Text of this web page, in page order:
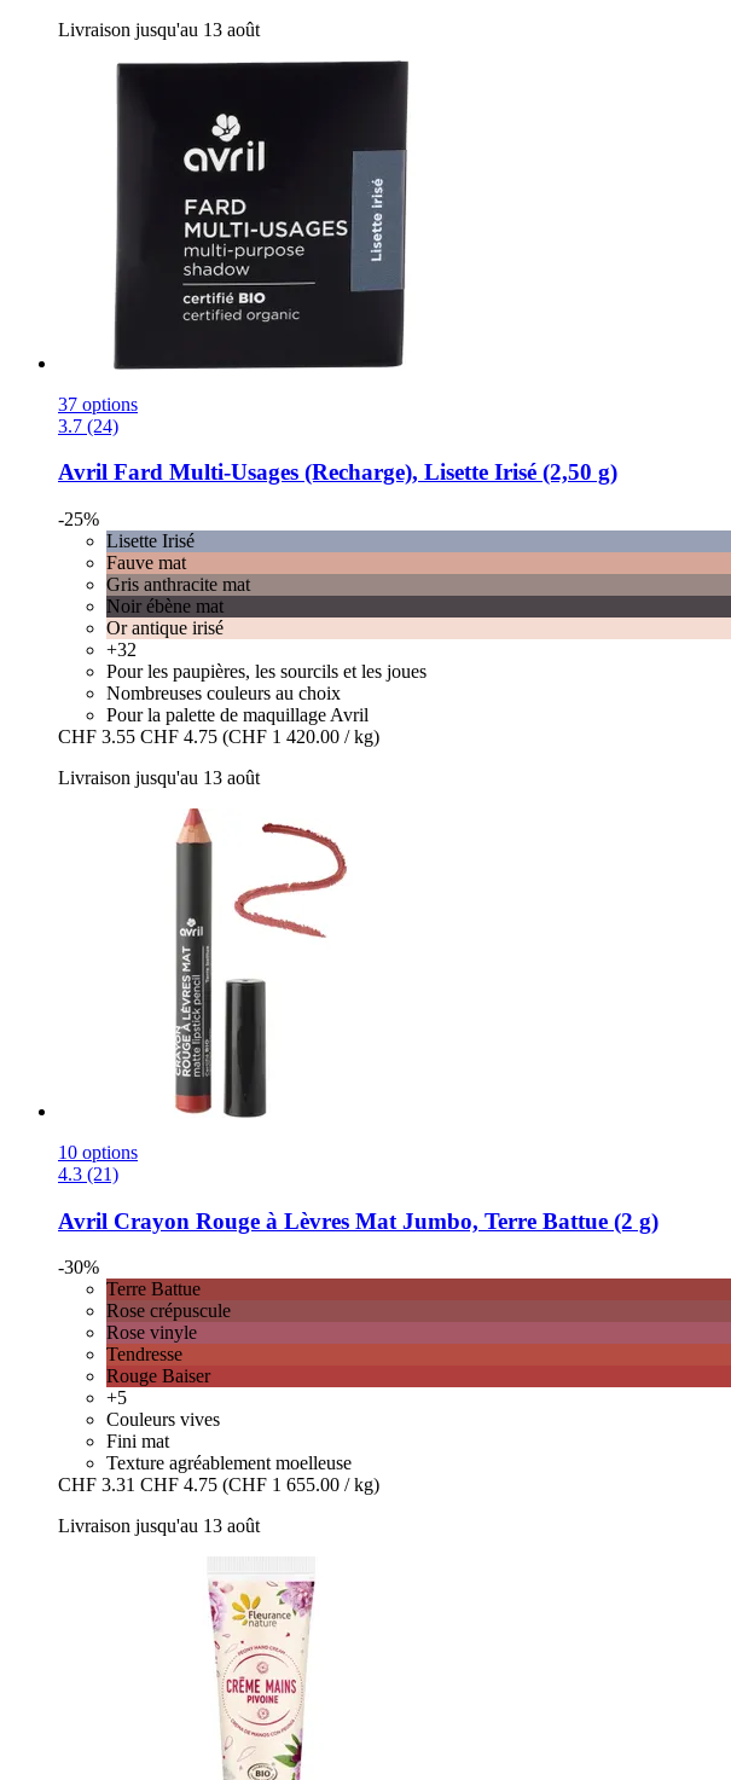
Livraison jusqu'au 13 août
37 options
3.7 (24)
Avril Fard Multi-​Usages (Recharge), Lisette Irisé (2,50 g)
-25%
Lisette Irisé
Fauve mat
Gris anthracite mat
Noir ébène mat
Or antique irisé
+32
Pour les paupières, les sourcils et les joues
Nombreuses couleurs au choix
Pour la palette de maquillage Avril
CHF 3.55 CHF 4.75 (CHF 1 420.00 / kg)
Livraison jusqu'au 13 août
10 options
4.3 (21)
Avril Crayon Rouge à Lèvres Mat Jumbo, Terre Battue (2 g)
-30%
Terre Battue
Rose crépuscule
Rose vinyle
Tendresse
Rouge Baiser
+5
Couleurs vives
Fini mat
Texture agréablement moelleuse
CHF 3.31 CHF 4.75 (CHF 1 655.00 / kg)
Livraison jusqu'au 13 août